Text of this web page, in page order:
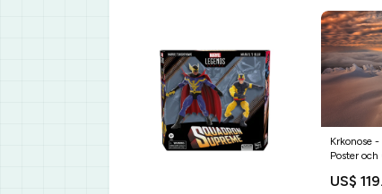
Krkonose
Poster
US$